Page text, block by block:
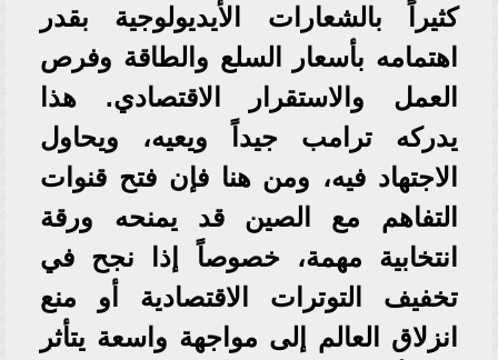
كثيراً بالشعارات الأيديولوجية بقدر
اهتمامه بأسعار السلع والطاقة وفرص
العمل والاستقرار الاقتصادي. هذا
يدركه ترامب جيداً ويعيه، ويحاول
الاجتهاد فيه، ومن هنا فإن فتح قنوات
التفاهم مع الصين قد يمنحه ورقة
انتخابية مهمة، خصوصاً إذا نجح في
تخفيف التوترات الاقتصادية أو منع
انزلاق العالم إلى مواجهة واسعة يتأثر